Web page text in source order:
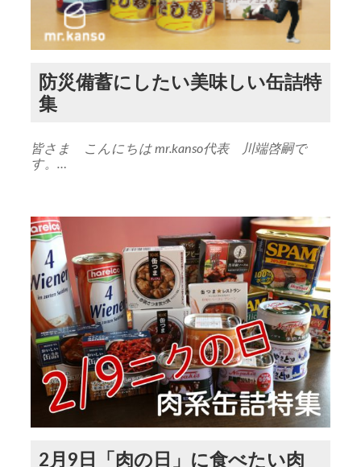
防災備蓄にしたい美味しい缶詰特
集
皆さま こんにちは mr.kanso代表 川端啓嗣で
す。…
2月9日「肉の日」に食べたい肉